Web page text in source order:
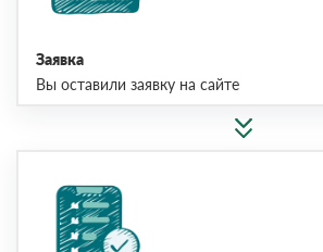
Заявка
Вы оставили заявку на сайте